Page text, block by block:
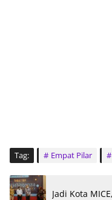
Tag: Empat Pilar
Jadi Kota